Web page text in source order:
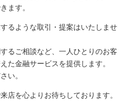
ます。
るような取引・提案はいたしませ
るご相談など、一人ひとりのお客
た金融サービスを提供します。
い。
店を心よりお待ちしております。